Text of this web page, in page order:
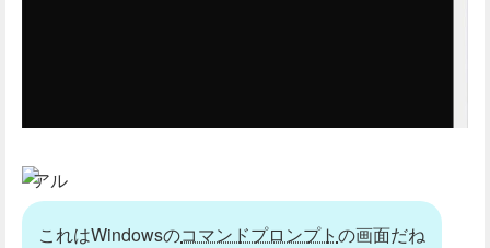
アル
これはWindowsのコマンドプロンプトの画面だね